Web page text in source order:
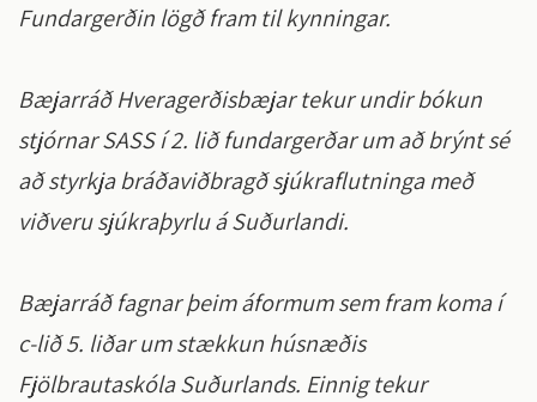
Fundargerðin lögð fram til kynningar.
Bæjarráð Hveragerðisbæjar tekur undir bókun
stjórnar SASS í 2. lið fundargerðar um að brýnt sé
að styrkja bráðaviðbragð sjúkraflutninga með
viðveru sjúkraþyrlu á Suðurlandi.
Bæjarráð fagnar þeim áformum sem fram koma í
c-lið 5. liðar um stækkun húsnæðis
Fjölbrautaskóla Suðurlands. Einnig tekur